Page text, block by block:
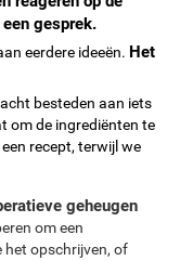
gesprek.
eerdere ideeën. Het
besteden aan iets
om de ingrediënten te
recept, terwijl we
geheugen
om een
opschrijven, of